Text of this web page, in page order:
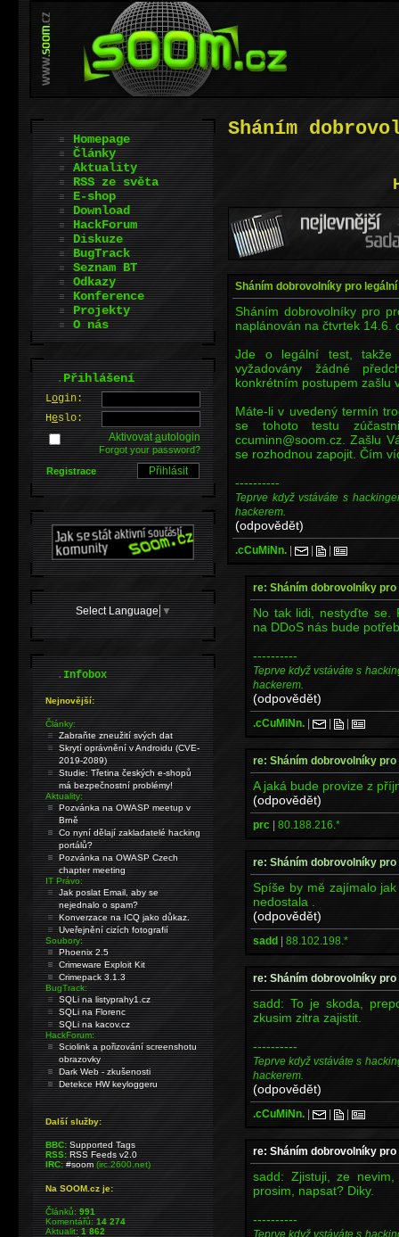
Sháním
Sháním dobrovolníky pro
Sháním dobrovolníky pro
naplánován na čtvrtek 14.6.
Jde o legální test, takže
vyžadovány žádné
konkrétním postupem zašlu
Máte-li v uvedený termín
se tohoto testu
ccuminn@soom.cz. Zašlu
se rozhodnou zapojit. Čím
----------
Teprve když vstáváte s
hackerem.
(odpovědět)
.cCuMiNn. | | |
re: Sháním dobrovolníky pro
No tak lidi, nestyďte se.
na DDoS nás bude
----------
Teprve když vstáváte s
hackerem.
(odpovědět)
.cCuMiNn. | | |
re: Sháním dobrovolníky pro
A jaká bude provize z
(odpovědět)
prc | 80.188.216.*
re: Sháním dobrovolníky pro
Spíše by mě zajímalo
nedostala .
(odpovědět)
sadd | 88.102.198.*
re: Sháním dobrovolníky pro
sadd: To je skoda,
zkusim zitra zajistit.
----------
Teprve když vstáváte s
hackerem.
(odpovědět)
.cCuMiNn. | | |
re: Sháním dobrovolníky pro
sadd: Zjistuji, ze
prosim, napsat? Diky.
----------
Teprve když vstáváte s
Homepage
Články
Aktuality
RSS ze světa
E-shop
Download
HackForum
Diskuze
BugTrack
Seznam BT
Odkazy
Konference
Projekty
O nás
.Přihlášení
Login:
Heslo:
Aktivovatautologin
Forgot your password?
Registrace
Select Language ▼
.Infobox
Nejnovější:
Články:
Zabraňte zneužití svých dat
Skrytí oprávnění v Androidu (CVE-
2019-2089)
Studie: Třetina českých e-shopů
má bezpečnostní problémy!
Aktuality:
Pozvánka na OWASP meetup v
Brně
Co nyní dělají zakladatelé hacking
portálů?
Pozvánka na OWASP Czech
chapter meeting
IT Právo:
Jak poslat Email, aby se
nejednalo o spam?
Konverzace na ICQ jako důkaz.
Uveřejnění cizích fotografií
Soubory:
Phoenix 2.5
Crimeware Exploit Kit
Crimepack 3.1.3
BugTrack:
SQLi na listyprahy1.cz
SQLi na Florenc
SQLi na kacov.cz
HackForum:
Sciolink a pořizování screenshotu
obrazovky
Dark Web - zkušenosti
Detekce HW keyloggeru
Další služby:
BBC: Supported Tags
RSS: RSS Feeds v2.0
IRC: #soom(irc.2600.net)
Na SOOM.cz je:
Článků:991
Komentářů:14 274
Aktualit:1 862